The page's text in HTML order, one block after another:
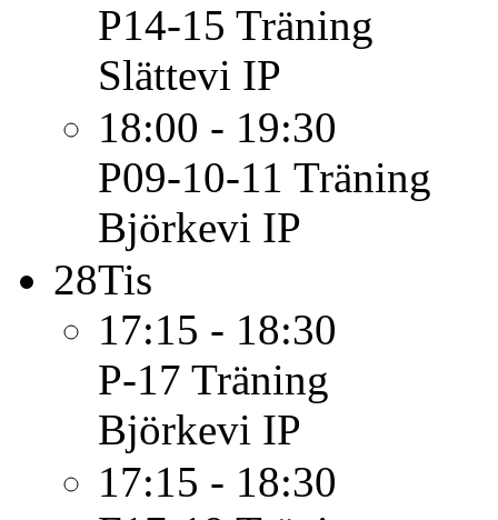
P14-15 Träning
Slättevi IP
18:00 - 19:30
P09-10-11 Träning
Björkevi IP
28Tis
17:15 - 18:30
P-17 Träning
Björkevi IP
17:15 - 18:30